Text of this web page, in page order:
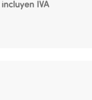
IVA